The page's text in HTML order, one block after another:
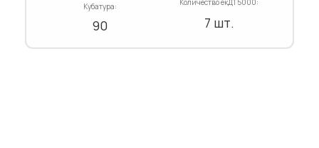
Кубатура:
90
Количество екДТ5000:
7 шт.